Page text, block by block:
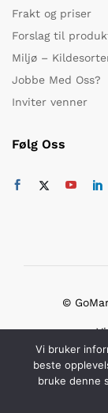
Frakt og priser
Forslag til
Miljø –
Jobbe Med Oss?
Inviter venner
Følg Oss
©
Vi bruker
beste
bruke denne